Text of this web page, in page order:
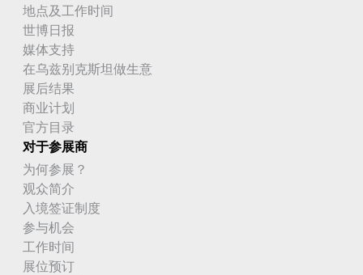
地点及工作时间
世博日报
媒体支持
在乌兹别克斯坦做生意
展后结果
商业计划
官方目录
对于参展商
为何参展？
观众简介
入境签证制度
参与机会
工作时间
展位预订